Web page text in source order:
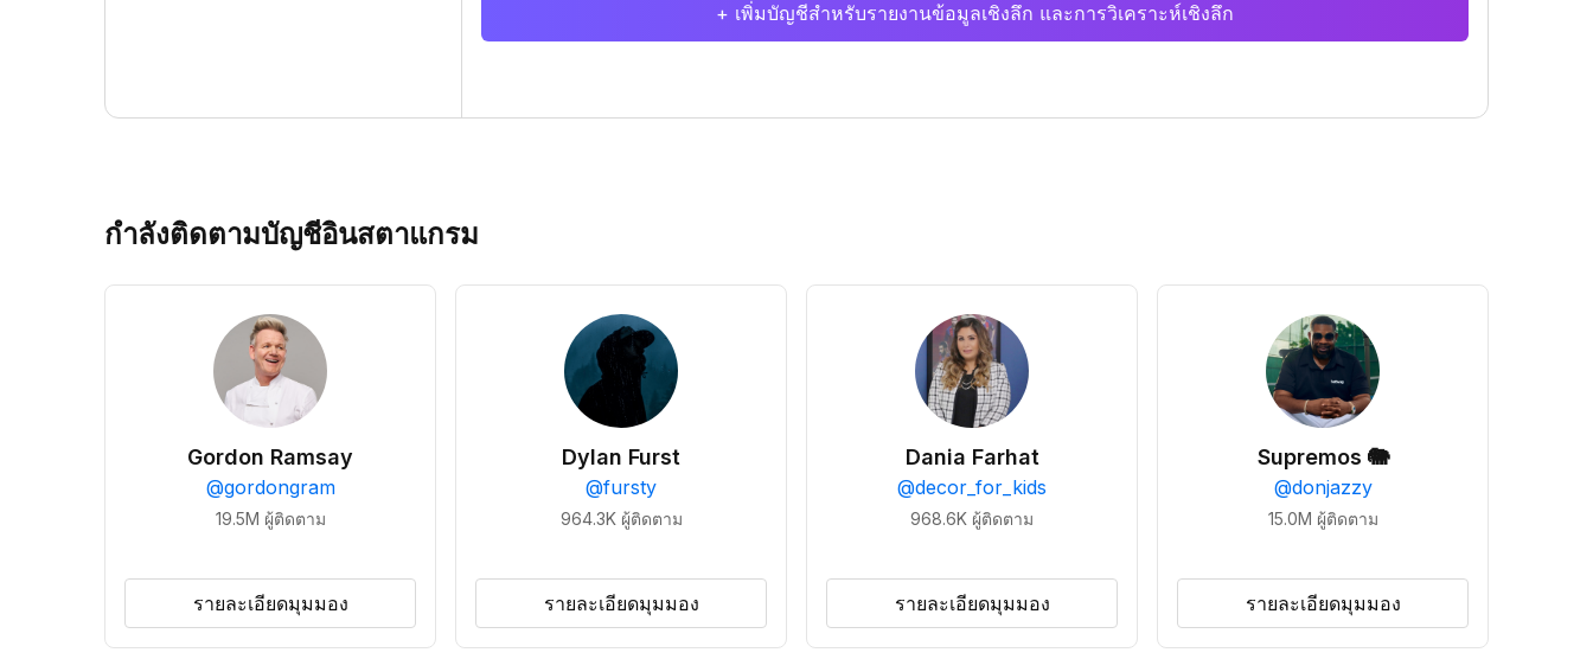
+ เพิ่มบัญชีสำหรับรายงานข้อมูลเชิงลึก และการวิเคราะห์เชิงลึก
กำลังติดตามบัญชีอินสตาแกรม
Gordon Ramsay
@gordongram
19.5M ผู้ติดตาม
รายละเอียดมุมมอง
Dylan Furst
@fursty
964.3K ผู้ติดตาม
รายละเอียดมุมมอง
Dania Farhat
@decor_for_kids
968.6K ผู้ติดตาม
รายละเอียดมุมมอง
Supremos 🐘
@donjazzy
15.0M ผู้ติดตาม
รายละเอียดมุมมอง